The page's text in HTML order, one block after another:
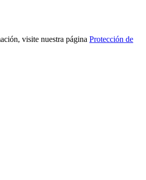
visite nuestra página Protección de